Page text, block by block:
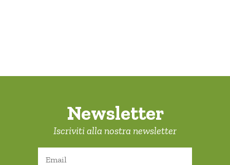
Newsletter
Iscriviti alla nostra newsletter